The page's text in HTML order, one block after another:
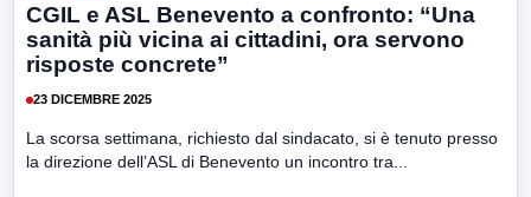
CGIL e ASL Benevento a confronto: “Una
sanità più vicina ai cittadini, ora servono
risposte concrete”
23 DICEMBRE 2025
La scorsa settimana, richiesto dal sindacato, si è tenuto presso
la direzione dell’ASL di Benevento un incontro tra...